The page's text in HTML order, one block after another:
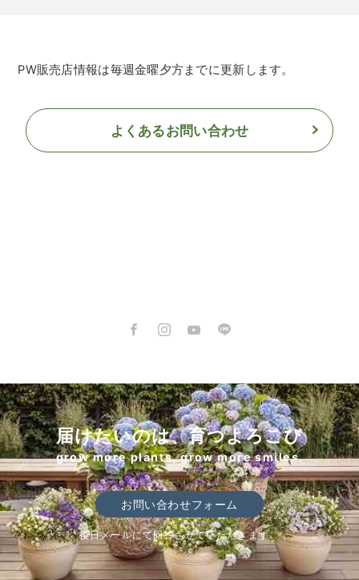
PW販売店情報は毎週金曜夕方までに更新します。
よくあるお問い合わせ
届けたいのは、育つよろこび
grow more plants, grow more smiles.
お問い合わせフォーム
後日メールにて回答させていただきます。